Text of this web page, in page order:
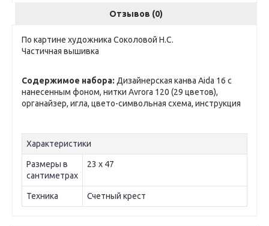
Отзывов (0)
По картине художника Соколовой Н.С.
Частичная вышивка
Содержимое набора: Дизайнерская канва Aida 16 с
нанесенным фоном, нитки Avrora 120 (29 цветов),
органайзер, игла, цвето-символьная схема, инструкция
Характеристики
Размеры в
сантиметрах
23 х 47
Техника Счетный крест